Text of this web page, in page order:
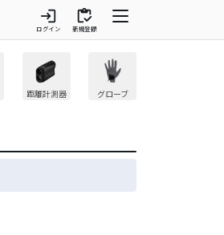
login
ログイン
inventory
新規登録
距離計測器 グローブ